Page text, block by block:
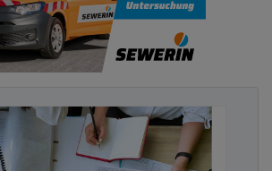
Digitalisierung des
durch eine übergreifende
Anders als eine klassische
auf Einzelrechner-Basis, die für
kann die neue Verbundleitstelle
BMS-Portal zentral vom
aus betrieben werden. Dank dieser